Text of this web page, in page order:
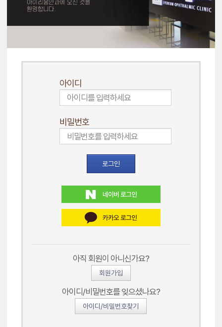
뉴
아이디
비밀번호
로그인
아직 회원이 아니신가요?
회원가입
아이디/비밀번호를 잊으셨나요?
아이디/비밀번호찾기